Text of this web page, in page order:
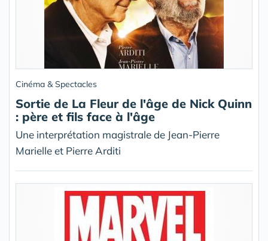
Cinéma & Spectacles
Sortie de La Fleur de l'âge de Nick Quinn
: père et fils face à l'âge
Une interprétation magistrale de Jean-Pierre
Marielle et Pierre Arditi